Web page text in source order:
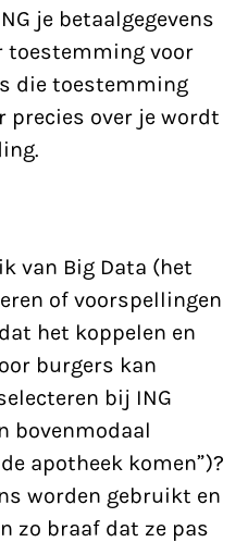
je betaalgegevens
toestemming voor
die toestemming
over je wordt
van Big Data (het
of voorspellingen
het koppelen en
burgers kan
bij ING
bovenmodaal
apotheek komen”)?
worden gebruikt en
zo braaf dat ze pas